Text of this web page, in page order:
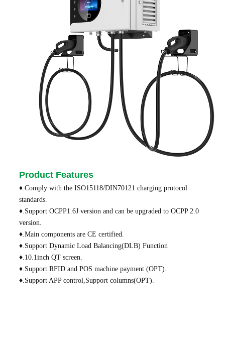
Product Features
♦.Comply with the ISO15118/DIN70121 charging protocol
standards.
♦.Support OCPP1.6J version and can be upgraded to OCPP 2.0
version.
♦.Main components are CE certified.
♦.Support Dynamic Load Balancing(DLB) Function
♦.10.1inch QT screen.
♦.Support RFID and POS machine payment (OPT).
♦.Support APP control,Support columns(OPT).